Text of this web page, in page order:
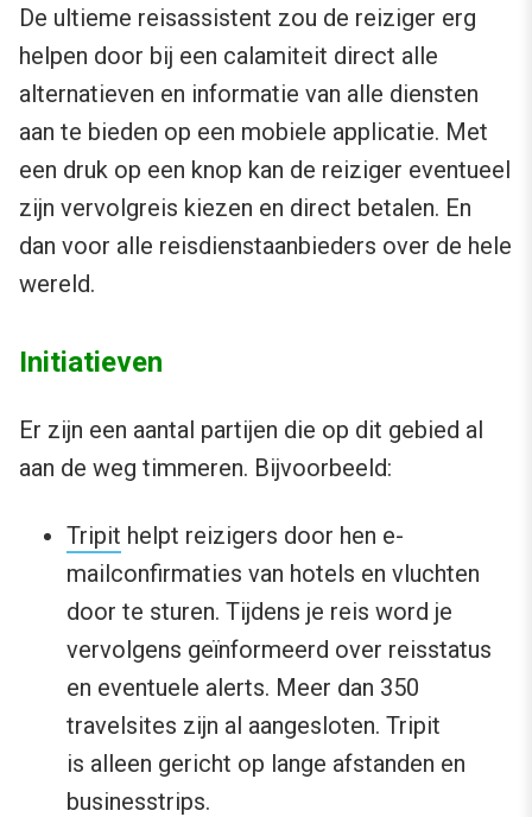
De ultieme reisassistent zou de reiziger erg
helpen door bij een calamiteit direct alle
alternatieven en informatie van alle diensten
aan te bieden op een mobiele applicatie. Met
een druk op een knop kan de reiziger eventueel
zijn vervolgreis kiezen en direct betalen. En
dan voor alle reisdienstaanbieders over de hele
wereld.
Initiatieven
Er zijn een aantal partijen die op dit gebied al
aan de weg timmeren. Bijvoorbeeld:
Tripit helpt reizigers door hen e-
mailconfirmaties van hotels en vluchten
door te sturen. Tijdens je reis word je
vervolgens geïnformeerd over reisstatus
en eventuele alerts. Meer dan 350
travelsites zijn al aangesloten. Tripit
is alleen gericht op lange afstanden en
businesstrips.